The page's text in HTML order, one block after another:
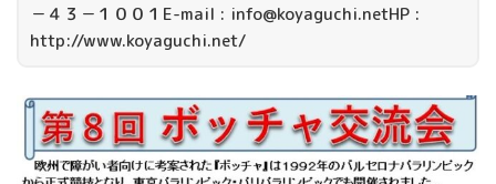
－４３－１００１E-mail : info@koyaguchi.netHP :
http://www.koyaguchi.net/